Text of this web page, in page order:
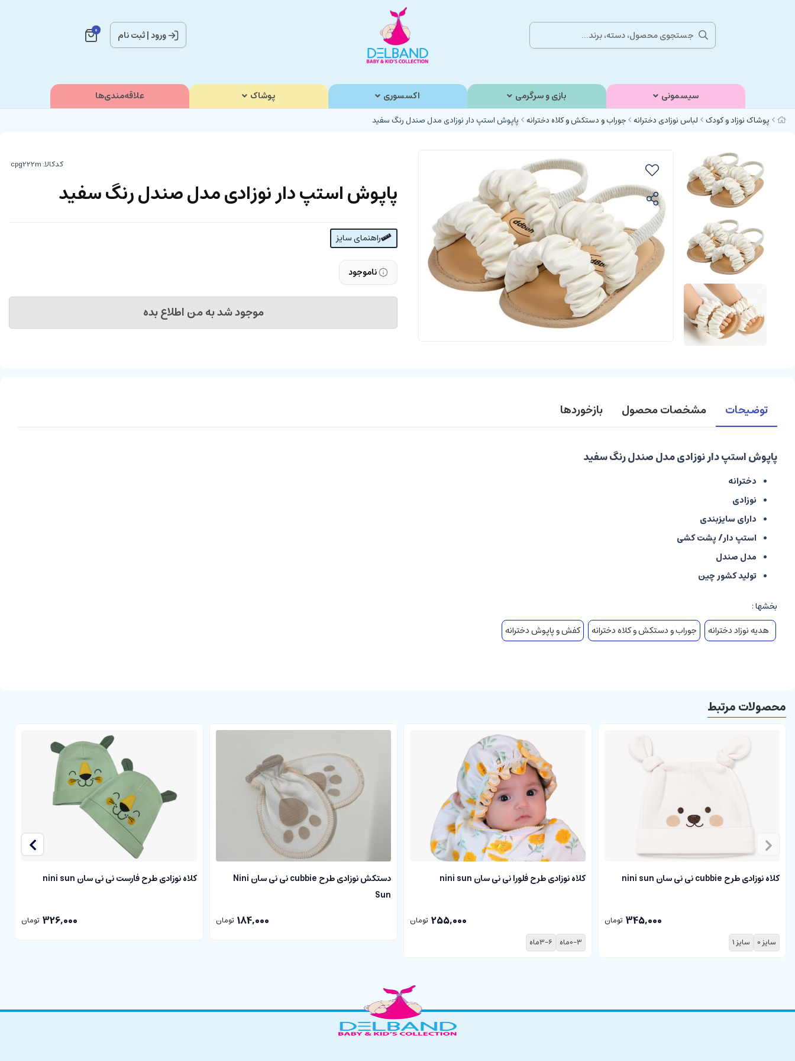
ورود|ثبت نام 0
سیسمونی بازی و سرگرمی اکسسوری پوشاک علاقه‌مندی‌ها
پوشاک نوزاد و کودک لباس نوزادی دخترانه جوراب و دستکش و کلاه دخترانه پاپوش استپ دار نوزادی مدل صندل رنگ سفید
کدکالا:
پاپوش استپ دار نوزادی مدل صندل رنگ سفید
راهنمای سایز
ناموجود
موجود شد به من اطلاع بده
توضیحات مشخصات محصول بازخوردها
پاپوش استپ دار نوزادی مدل صندل رنگ سفید
دخترانه
نوزادی
دارای سایزبندی
استپ دار/ پشت کشی
مدل صندل
تولید کشور چین
بخشها :
هدیه نوزاد دخترانه
جوراب و دستکش و کلاه دخترانه کفش و پاپوش دخترانه
محصولات مرتبط
کلاه نوزادی طرح cubbie نی نی سان nini sun
345,000 تومان
سایز 0
سایز 1
کلاه نوزادی طرح فلورا نی نی سان nini sun
255,000 تومان
0-3ماه
3-6ماه
دستکش نوزادی طرح cubbie نی نی سان Nini
Sun
184,000 تومان
کلاه نوزادی طرح فارست نی نی سان nini sun
326,000 تومان